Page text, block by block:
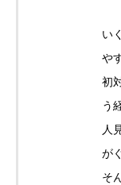
い
や
初
う
人
が
そ